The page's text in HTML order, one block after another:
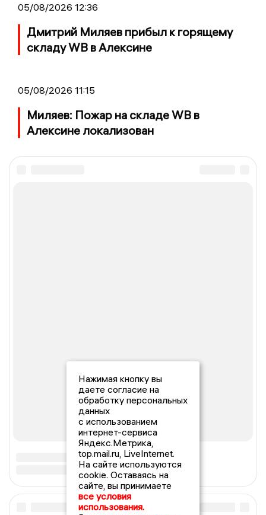
05/08/2026 12:36
Дмитрий Миляев прибыл к горящему
складу WB в Алексине
05/08/2026 11:15
Миляев: Пожар на складе WB в
Алексине локализован
Нажимая кнопку вы
даете согласие на
обработку персональных
данных
с использованием
интернет-сервиса
Яндекс.Метрика,
top.mail.ru, LiveInternet.
На сайте используются
cookie. Оставаясь на
сайте, вы принимаете
все условия
использования.